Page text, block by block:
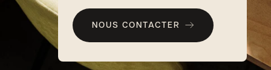
NOUS CONTACTER